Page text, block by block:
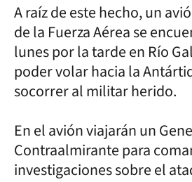
A raíz de este hecho, un
de la Fuerza Aérea se
lunes por la tarde en Río
poder volar hacia la
socorrer al militar herido.
En el avión viajarán un
Contraalmirante para
investigaciones sobre el